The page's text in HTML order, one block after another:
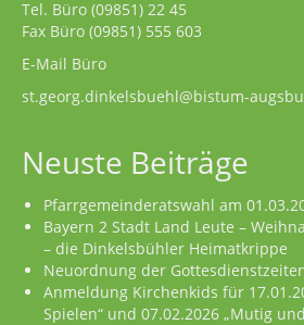
Tel. Büro (09851) 22 45
Fax Büro (09851) 555 603
E-Mail Büro
st.georg.dinkelsbuehl@bistum-
Neuste Beiträge
Pfarrgemeinderatswahl am
Bayern 2 Stadt Land Leute –
– die Dinkelsbühler Heimatkrippe
Neuordnung der
Anmeldung Kirchenkids für
Spielen“ und 07.02.2026 „Mutig